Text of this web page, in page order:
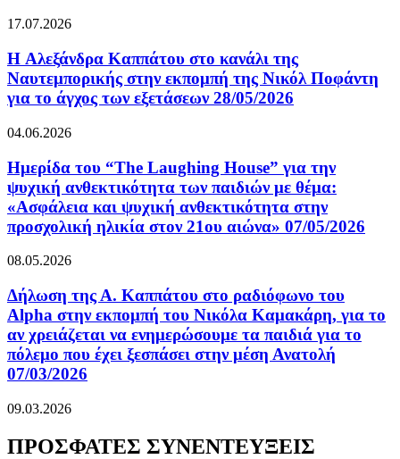
17.07.2026
H Αλεξάνδρα Καππάτου στο κανάλι της
Ναυτεμπορικής στην εκπομπή της Νικόλ Ποφάντη
για το άγχος των εξετάσεων 28/05/2026
04.06.2026
Ημερίδα του “The Laughing House” για την
ψυχική ανθεκτικότητα των παιδιών με θέμα:
«Ασφάλεια και ψυχική ανθεκτικότητα στην
προσχολική ηλικία στον 21ου αιώνα» 07/05/2026
08.05.2026
Δήλωση της Α. Καππάτου στο ραδιόφωνο του
Alpha στην εκπομπή του Νικόλα Καμακάρη, για το
αν χρειάζεται να ενημερώσουμε τα παιδιά για το
πόλεμο που έχει ξεσπάσει στην μέση Ανατολή
07/03/2026
09.03.2026
ΠΡΟΣΦΑΤΕΣ ΣΥΝΕΝΤΕΥΞΕΙΣ